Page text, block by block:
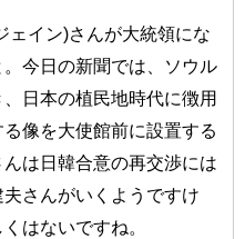
ェイン)さんが大統領にな
今日の新聞では、ソウル
日本の植民地時代に徴用
像を大使館前に設置する
は日韓合意の再交渉には
さんがいくようですけ
はないですね。